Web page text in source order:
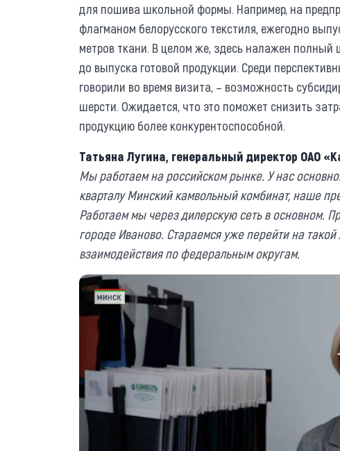
для пошива школьной формы. Например, на
флагманом белорусского текстиля, ежегодно
метров ткани. В целом же, здесь налажен полный
до выпуска готовой продукции. Среди
говорили во время визита, – возможность
шерсти. Ожидается, что это поможет снизить
продукцию более конкурентоспособной.
Татьяна Лугина, генеральный директор ОАО
Мы работаем на российском рынке. У нас
кварталу Минский камвольный комбинат, наше
Работаем мы через дилерскую сеть в основном.
городе Иваново. Стараемся уже перейти на
взаимодействия по федеральным округам.